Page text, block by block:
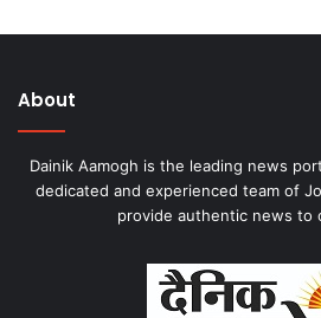
About
Dainik Aamogh is the leading news
dedicated and experienced team of
provide authentic news to